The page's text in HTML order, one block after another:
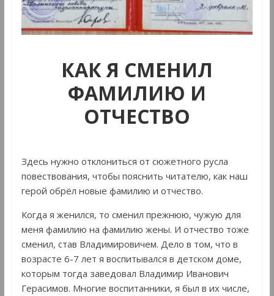
КАК Я СМЕНИЛ
ФАМИЛИЮ И
ОТЧЕСТВО
Здесь нужно отклониться от сюжетного русла
повествования, чтобы пояснить читателю, как наш
герой обрёл новые фамилию и отчество.
Когда я женился, то сменил прежнюю, чужую для
меня фамилию на фамилию жены. И отчество тоже
сменил, став Владимировичем. Дело в том, что в
возрасте 6-7 лет я воспитывался в детском доме,
которым тогда заведовал Владимир Иванович
Герасимов. Многие воспитанники, я был в их числе,